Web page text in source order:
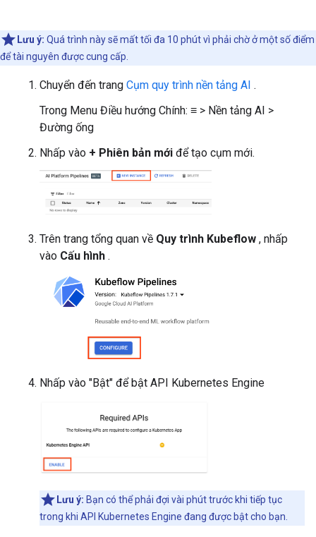
Lưu ý: Quá trình này sẽ mất tối đa 10 phút vì phải chờ ở một số điểm
để tài nguyên được cung cấp.
Chuyển đến trang Cụm quy trình nền tảng AI .
Trong Menu Điều hướng Chính: ≡ > Nền tảng AI >
Đường ống
Nhấp vào + Phiên bản mới để tạo cụm mới.
Trên trang tổng quan về Quy trình Kubeflow , nhấp
vào Cấu hình .
Nhấp vào "Bật" để bật API Kubernetes Engine
Lưu ý: Bạn có thể phải đợi vài phút trước khi tiếp tục
trong khi API Kubernetes Engine đang được bật cho bạn.